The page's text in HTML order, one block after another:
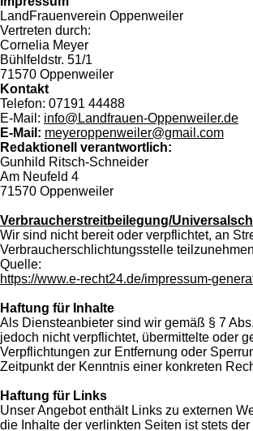
LandFrauenverein Oppenweiler
Vertreten durch:
Cornelia Meyer
Bühlfeldstr. 51/1
71570 Oppenweiler
Kontakt
Telefon: 07191 44488
E-Mail: info@Landfrauen-Oppenweiler.de
E-Mail: meyeroppenweiler@gmail.com
Redaktionell verantwortlich:
Gunhild Ritsch-Schneider
Am Neufeld 4
71570 Oppenweiler
Verbraucherstreitbeilegung/
Wir sind nicht bereit oder verpflichtet, an
Verbraucherschlichtungsstelle
Quelle:
https://www.e-recht24.de/impressum-
Haftung für Inhalte
Als Diensteanbieter sind wir gemäß § 7
jedoch nicht verpflichtet, übermittelte oder
Verpflichtungen zur Entfernung oder
Zeitpunkt der Kenntnis einer konkreten
Haftung für Links
Unser Angebot enthält Links zu externen
die Inhalte der verlinkten Seiten ist stets